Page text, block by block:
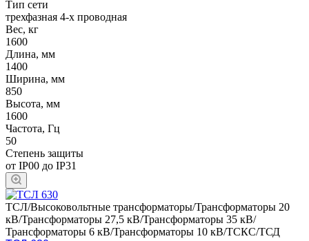
Тип сети
трехфазная 4-х проводная
Вес, кг
1600
Длина, мм
1400
Ширина, мм
850
Высота, мм
1600
Частота, Гц
50
Степень защиты
от IP00 до IP31
ТСЛ/Высоковольтные трансформаторы/Трансформаторы 20
кВ/Трансформаторы 27,5 кВ/Трансформаторы 35 кВ/
Трансформаторы 6 кВ/Трансформаторы 10 кВ/ТСКС/ТСД